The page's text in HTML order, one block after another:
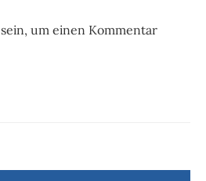
sein, um einen Kommentar